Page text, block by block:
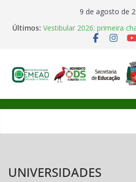
9 de agosto de
Últimos: Vestibular 2026: primeira
matrículas vão de 02 a 08
Horário de funcionamento
Aula Inaugural UNIVESP
CEMEAD abre inscrições
Gratuitos do
Centro
Municipal
UNIVERSIDADES